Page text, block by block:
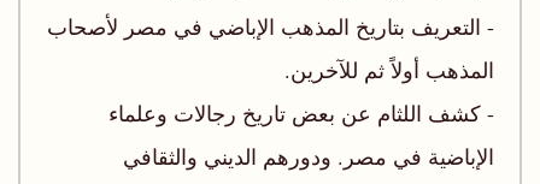
- التعريف بتاريخ المذهب الإباضي في مصر لأصحاب
المذهب أولاً ثم للآخرين.
- كشف اللثام عن بعض تاريخ رجالات وعلماء
الإباضية في مصر. ودورهم الديني والثقافي